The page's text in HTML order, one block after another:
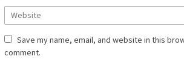
Save my name, email, and website in this
comment.